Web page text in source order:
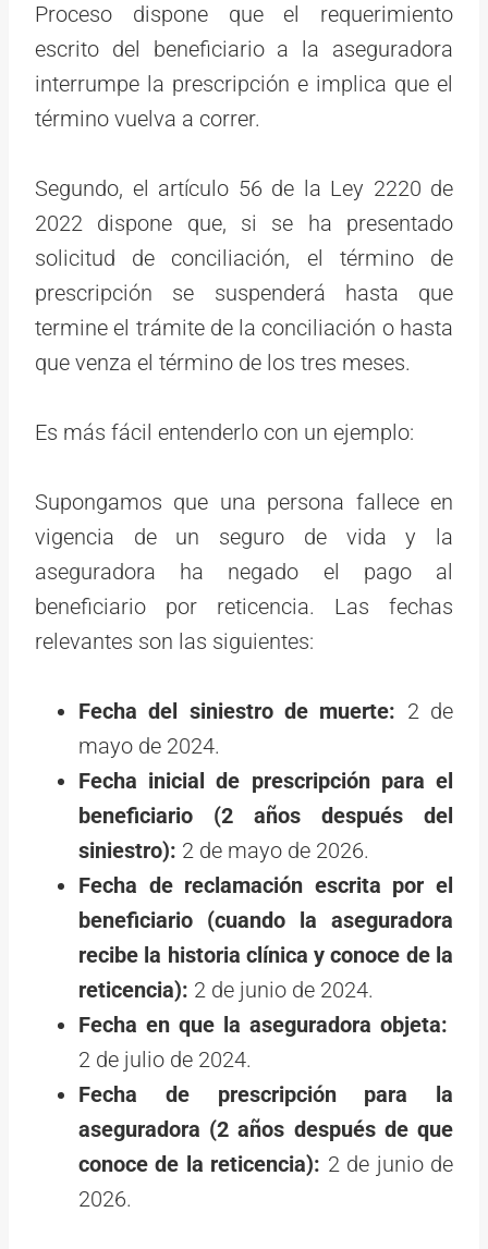
Proceso dispone que el requerimiento
escrito del beneficiario a la aseguradora
interrumpe la prescripción e implica que el
término vuelva a correr.
Segundo, el artículo 56 de la Ley 2220 de
2022 dispone que, si se ha presentado
solicitud de conciliación, el término de
prescripción se suspenderá hasta que
termine el trámite de la conciliación o hasta
que venza el término de los tres meses.
Es más fácil entenderlo con un ejemplo:
Supongamos que una persona fallece en
vigencia de un seguro de vida y la
aseguradora ha negado el pago al
beneficiario por reticencia. Las fechas
relevantes son las siguientes:
Fecha del siniestro de muerte: 2 de
mayo de 2024.
Fecha inicial de prescripción para el
beneficiario (2 años después del
siniestro): 2 de mayo de 2026.
Fecha de reclamación escrita por el
beneficiario (cuando la aseguradora
recibe la historia clínica y conoce de la
reticencia): 2 de junio de 2024.
Fecha en que la aseguradora objeta:
2 de julio de 2024.
Fecha de prescripción para la
aseguradora (2 años después de que
conoce de la reticencia): 2 de junio de
2026.